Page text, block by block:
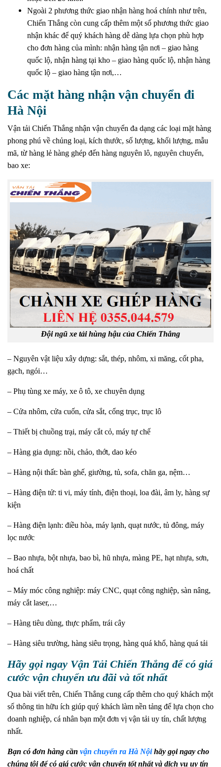
Ngoài 2 phương thức giao nhận hàng hoá chính như trên,
Chiến Thắng còn cung cấp thêm một số phương thức giao
nhận khác để quý khách hàng dễ dàng lựa chọn phù hợp
cho đơn hàng của mình: nhận hàng tận nơi – giao hàng
quốc lộ, nhận hàng tại kho – giao hàng quốc lộ, nhận hàng
quốc lộ – giao hàng tận nơi,…
Các mặt hàng nhận vận chuyển đi
Hà Nội
Vận tải Chiến Thắng nhận vận chuyển đa dạng các loại mặt hàng
phong phú về chủng loại, kích thước, số lượng, khối lượng, mẫu
mã, từ hàng lẻ hàng ghép đến hàng nguyên lô, nguyên chuyến,
bao xe:
Đội ngũ xe tải hùng hậu của Chiến Thắng
– Nguyên vật liệu xây dựng: sắt, thép, nhôm, xi măng, cốt pha,
gạch, ngói…
– Phụ tùng xe máy, xe ô tô, xe chuyên dụng
– Cửa nhôm, cửa cuốn, cửa sắt, cổng trục, trục lô
– Thiết bị chuồng trại, máy cắt cỏ, máy tự chế
– Hàng gia dụng: nồi, chảo, thớt, dao kéo
– Hàng nội thất: bàn ghế, giường, tủ, sofa, chăn ga, nệm…
– Hàng điện tử: ti vi, máy tính, điện thoại, loa đài, âm ly, hàng sự
kiện
– Hàng điện lạnh: điều hòa, máy lạnh, quạt nước, tủ đông, máy
lọc nước
– Bao nhựa, bột nhựa, bao bì, hũ nhựa, màng PE, hạt nhựa, sơn,
hoá chất
– Máy móc công nghiệp: máy CNC, quạt công nghiệp, sàn nâng,
máy cắt laser,…
– Hàng tiêu dùng, thực phẩm, trái cây
– Hàng siêu trường, hàng siêu trọng, hàng quá khổ, hàng quá tải
Hãy gọi ngay Vận Tải Chiến Thắng để có giá
cước vận chuyển ưu đãi và tốt nhất
Qua bài viết trên, Chiến Thắng cung cấp thêm cho quý khách một
số thông tin hữu ích giúp quý khách làm nền tảng để lựa chọn cho
doanh nghiệp, cá nhân bạn một đơn vị vận tải uy tín, chất lượng
nhất.
Bạn có đơn hàng cần vận chuyển ra Hà Nộihãy gọi ngay cho
chúng tôi để có giá cước vận chuyển tốt nhất và dịch vụ uy tín